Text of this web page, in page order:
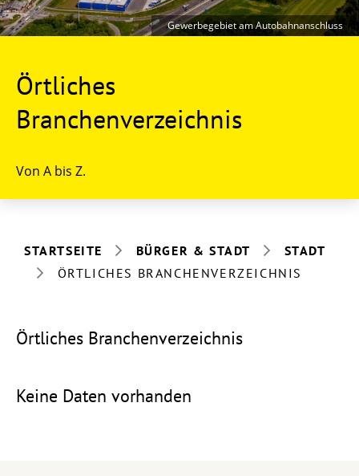
Örtliches
Branchenverzeichnis
Von A bis Z.
Gewerbegebiet am Autobahnanschluss
STARTSEITE BÜRGER & STADT
STADT
ÖRTLICHES BRANCHENVERZEICHNIS
Örtliches Branchenverzeichnis
Keine Daten vorhanden